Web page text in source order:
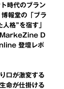
時代のブラン
博報堂の「ブラ
格”を宿す」
MarkeZine D
登壇レポ
口が激変する
命が仕掛ける